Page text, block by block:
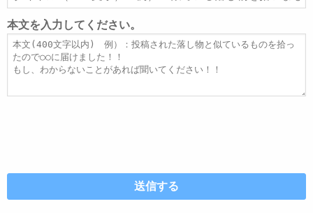
ド
レ
ス
イ
ト
ル
本文を入力してください。
本
文